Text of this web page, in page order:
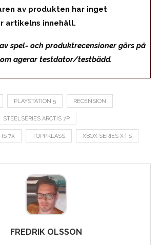
av produkten har inget
artikelns innehåll.
spel- och produktrecensioner görs på
agerar testdator/testbädd.
PLAYSTATION 5 RECENSION
STEELSERIES ARCTIS 7P
7X TOPPKLASS XBOX SERIES X | S
FREDRIK OLSSON